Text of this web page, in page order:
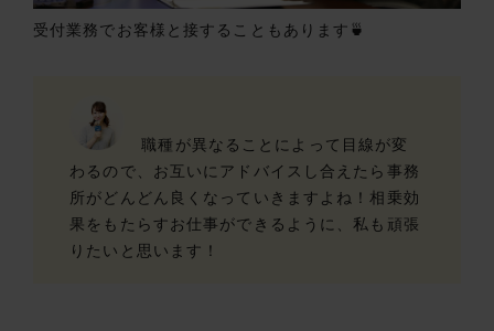
受付業務でお客様と接することもあります🍵
職種が異なることによって目線が変
わるので、お互いにアドバイスし合えたら事務
所がどんどん良くなっていきますよね！相乗効
果をもたらすお仕事ができるように、私も頑張
りたいと思います！